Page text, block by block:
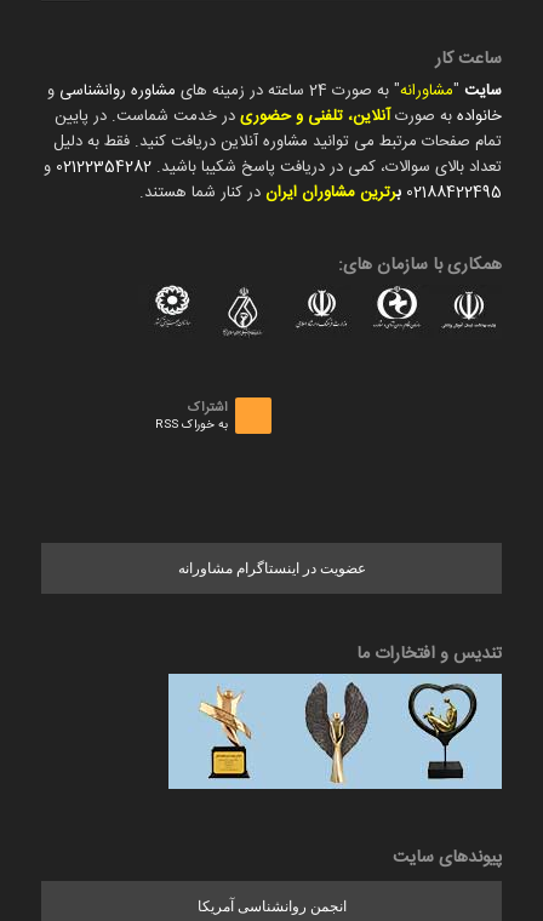
ساعت کار
سایت"مشاورانه" به صورت 24 ساعته در زمینه های مشاوره روانشناسی و
خانوادهبه صورتآنلاین، تلفنی و حضوریدر خدمت شماست. در پایین
تمام صفحات مرتبط می توانید مشاوره آنلاین دریافت کنید. فقط به دلیل
تعداد بالای سوالات، کمی در دریافت پاسخ شکیبا باشید. 02122354282 و
02188422495 برترین مشاوران ایراندر کنار شما هستند.
همکاری با سازمان های:
اشتراک
به خوراک RSS
عضویت در اینستاگرام مشاورانه
تندیس و افتخارات ما
پیوندهای سایت
انجمن روانشناسی آمریکا